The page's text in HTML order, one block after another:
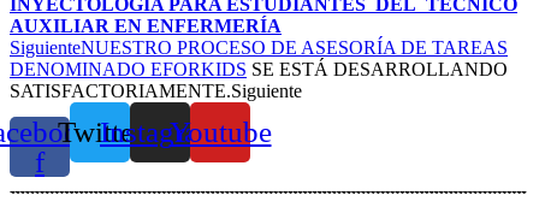
AUXILIAR EN ENFERMERÍA
SiguienteNUESTRO PROCESO DE ASESORÍA DE TAREAS
DENOMINADO EFORKIDS SE ESTÁ DESARROLLANDO
SATISFACTORIAMENTE.Siguiente
f
TwitterInstagramYoutube